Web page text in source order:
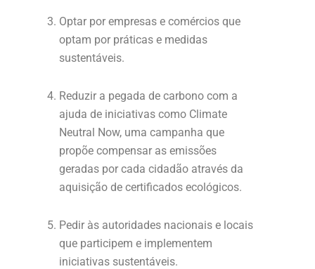
Optar por empresas e comércios que
optam por práticas e medidas
sustentáveis.
Reduzir a pegada de carbono com a
ajuda de iniciativas como Climate
Neutral Now, uma campanha que
propõe compensar as emissões
geradas por cada cidadão através da
aquisição de certificados ecológicos.
Pedir às autoridades nacionais e locais
que participem e implementem
iniciativas sustentáveis.